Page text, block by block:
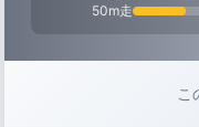
50m走
こ